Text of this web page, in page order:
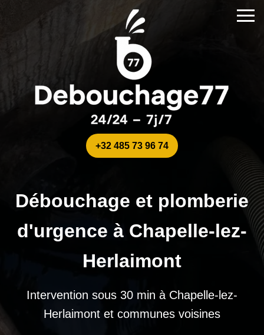
+32 485 73 96 74
Débouchage et plomberie
d'urgence à Chapelle-lez-
Herlaimont
Intervention sous 30 min à Chapelle-lez-
Herlaimont et communes voisines